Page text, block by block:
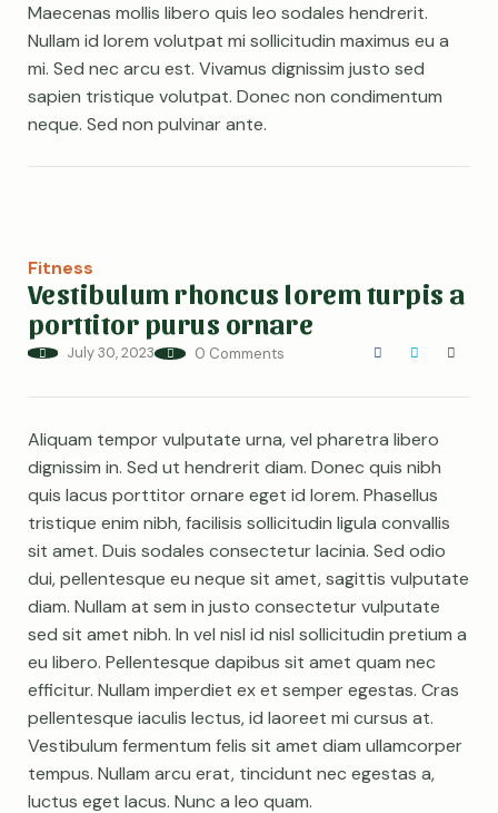
Maecenas mollis libero quis leo sodales hendrerit.
Nullam id lorem volutpat mi sollicitudin maximus eu a
mi. Sed nec arcu est. Vivamus dignissim justo sed
sapien tristique volutpat. Donec non condimentum
neque. Sed non pulvinar ante.
Fitness
Vestibulum rhoncus lorem turpis a
porttitor purus ornare
July 30, 2023 0 Comments
Aliquam tempor vulputate urna, vel pharetra libero
dignissim in. Sed ut hendrerit diam. Donec quis nibh
quis lacus porttitor ornare eget id lorem. Phasellus
tristique enim nibh, facilisis sollicitudin ligula convallis
sit amet. Duis sodales consectetur lacinia. Sed odio
dui, pellentesque eu neque sit amet, sagittis vulputate
diam. Nullam at sem in justo consectetur vulputate
sed sit amet nibh. In vel nisl id nisl sollicitudin pretium a
eu libero. Pellentesque dapibus sit amet quam nec
efficitur. Nullam imperdiet ex et semper egestas. Cras
pellentesque iaculis lectus, id laoreet mi cursus at.
Vestibulum fermentum felis sit amet diam ullamcorper
tempus. Nullam arcu erat, tincidunt nec egestas a,
luctus eget lacus. Nunc a leo quam.